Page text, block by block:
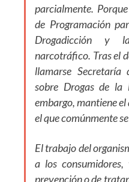
parcialmente.
de Programación
Drogadicción y
narcotráfico. Tras el
llamarse Secretaría
sobre Drogas de la
embargo, mantiene
el que comúnmente
El trabajo del
a los
prevención o de